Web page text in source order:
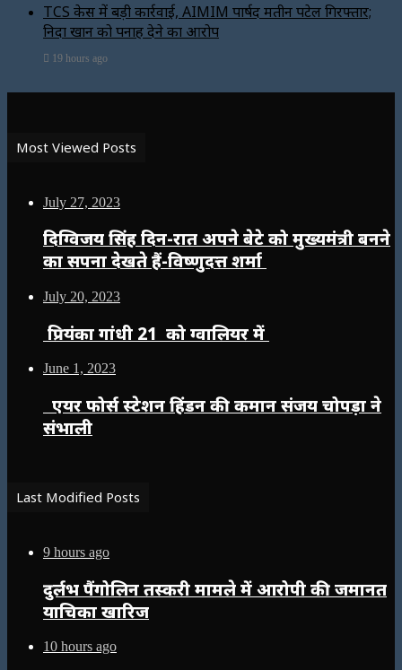
TCS केस में बड़ी कार्रवाई, AIMIM पार्षद मतीन पटेल गिरफ्तार;
निदा खान को पनाह देने का आरोप
19 hours ago
Most Viewed Posts
July 27, 2023
दिग्विजय सिंह दिन-रात अपने बेटे को मुख्यमंत्री बनने
का सपना देखते हैं-विष्णुदत्त शर्मा
July 20, 2023
प्रियंका गांधी 21 को ग्वालियर में
June 1, 2023
एयर फोर्स स्टेशन हिंडन की कमान संजय चोपड़ा ने
संभाली
Last Modified Posts
9 hours ago
दुर्लभ पैंगोलिन तस्करी मामले में आरोपी की जमानत
याचिका खारिज
10 hours ago